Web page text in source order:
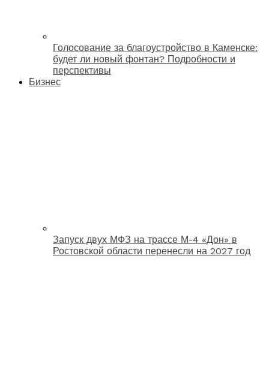
Голосование за благоустройство в Каменске:
будет ли новый фонтан? Подробности и
перспективы
Бизнес
Запуск двух МФЗ на трассе М-4 «Дон» в
Ростовской области перенесли на 2027 год